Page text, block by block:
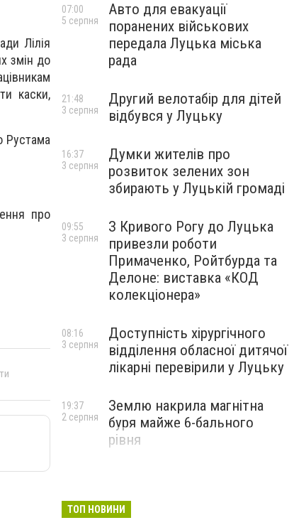
Лілія
змін до
каски,
Рустама
про
Авто для евакуації
поранених військових
передала Луцька міська
рада
07:00
5 серпня
Другий велотабір для дітей
відбувся у Луцьку
21:48
3 серпня
Думки жителів про
розвиток зелених зон
збирають у Луцькій громаді
16:37
3 серпня
З Кривого Рогу до Луцька
привезли роботи
Примаченко, Ройтбурда та
Делоне: виставка «КОД
колекціонера»
09:55
3 серпня
Доступність хірургічного
відділення обласної дитячої
лікарні перевірили у Луцьку
08:16
3 серпня
Землю накрила магнітна
буря майже 6-бального
рівня
19:37
2 серпня
ТОП НОВИНИ